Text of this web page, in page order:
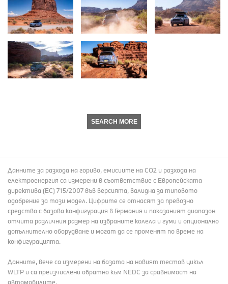
SEARCH MORE
Данните за разхода на гориво, емисиите на СО2 и разхода на
електроенергия са измерени в съответствие с Европейската
директива (EC) 715/2007 във версията, валидна за типовото
одобрение за този модел. Цифрите се отнасят за превозно
средство с базова конфигурация в Германия и показаният диапазон
отчита различния размер на избраните колела и гуми и опционално
допълнително оборудване и могат да се променят по време на
конфигурацията.
Данните, вече са измерени на базата на новият тестов цикъл
WLTP и са преизчислени обратно към NEDC за сравнимост на
автомобилите.